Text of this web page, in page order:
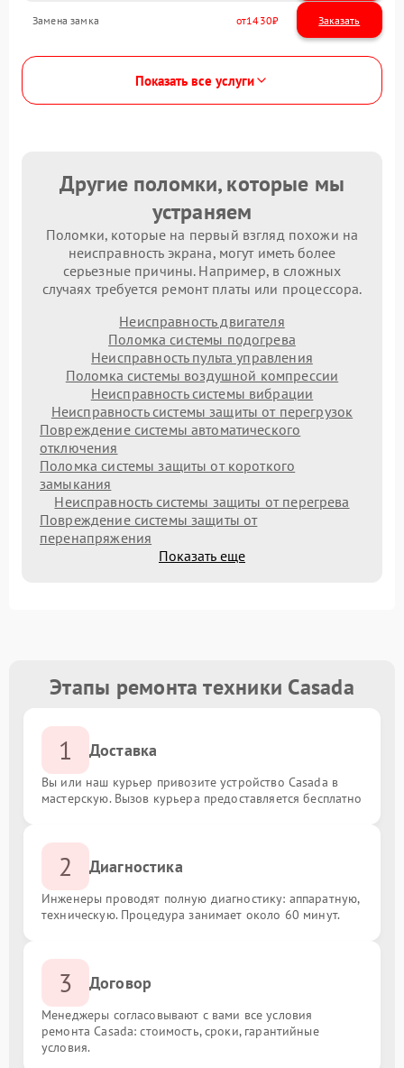
Замена замка 1430
Показать все услуги
Другие поломки, которые мы
устраняем
Поломки, которые на первый взгляд похожи на
неисправность экрана, могут иметь более
серьезные причины. Например, в сложных
случаях требуется ремонт платы или процессора.
Неисправность двигателя
Поломка системы подогрева
Неисправность пульта управления
Поломка системы воздушной компрессии
Неисправность системы вибрации
Неисправность системы защиты от перегрузок
Повреждение системы автоматического
отключения
Поломка системы защиты от короткого
замыкания
Неисправность системы защиты от перегрева
Повреждение системы защиты от
перенапряжения
Показать еще
Этапы ремонта техники Casada
1 Доставка
Вы или наш курьер привозите устройство Casada в
мастерскую. Вызов курьера предоставляется бесплатно
2 Диагностика
Инженеры проводят полную диагностику: аппаратную,
техническую. Процедура занимает около 60 минут.
3 Договор
Менеджеры согласовывают с вами все условия
ремонта Casada: стоимость, сроки, гарантийные
условия.